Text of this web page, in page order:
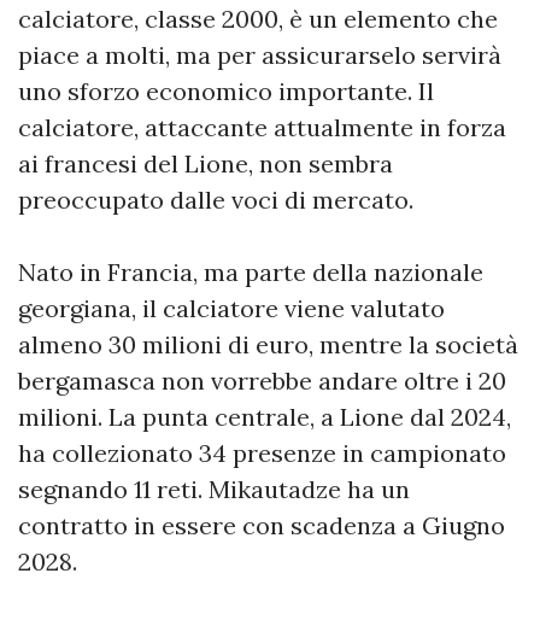
calciatore, classe 2000, è un elemento che
piace a molti, ma per assicurarselo servirà
uno sforzo economico importante. Il
calciatore, attaccante attualmente in forza
ai francesi del Lione, non sembra
preoccupato dalle voci di mercato.
Nato in Francia, ma parte della nazionale
georgiana, il calciatore viene valutato
almeno 30 milioni di euro, mentre la società
bergamasca non vorrebbe andare oltre i 20
milioni. La punta centrale, a Lione dal 2024,
ha collezionato 34 presenze in campionato
segnando 11 reti. Mikautadze ha un
contratto in essere con scadenza a Giugno
2028.